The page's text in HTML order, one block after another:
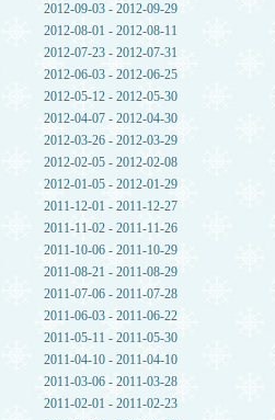
2012-09-03 - 2012-09-29
2012-08-01 - 2012-08-11
2012-07-23 - 2012-07-31
2012-06-03 - 2012-06-25
2012-05-12 - 2012-05-30
2012-04-07 - 2012-04-30
2012-03-26 - 2012-03-29
2012-02-05 - 2012-02-08
2012-01-05 - 2012-01-29
2011-12-01 - 2011-12-27
2011-11-02 - 2011-11-26
2011-10-06 - 2011-10-29
2011-08-21 - 2011-08-29
2011-07-06 - 2011-07-28
2011-06-03 - 2011-06-22
2011-05-11 - 2011-05-30
2011-04-10 - 2011-04-10
2011-03-06 - 2011-03-28
2011-02-01 - 2011-02-23